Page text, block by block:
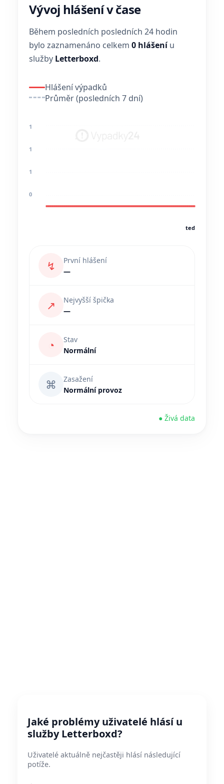
Vývoj hlášení v čase
Během posledních posledních 24 hodin
bylo zaznamenáno celkem 0 hlášeníu
služby Letterboxd.
Hlášení výpadků
Průměr (posledních 7 dní)
1
1
1
0
teď
↯
První hlášení
—
↗
Nejvyšší špička
—
◔
Stav
Normální
⌘
Zasažení
Normální provoz
● Živá data
Jaké problémy uživatelé hlásí u
služby Letterboxd?
Uživatelé aktuálně nejčastěji hlásí následující
potíže.